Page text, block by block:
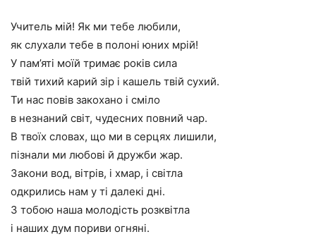
Учитель мій! Як ми тебе любили,
як слухали тебе в полоні юних мрій!
У пам’яті моїй тримає років сила
твій тихий карий зір і кашель твій сухий.
Ти нас повів закохано і сміло
в незнаний світ, чудесних повний чар.
В твоїх словах, що ми в серцях лишили,
пізнали ми любові й дружби жар.
Закони вод, вітрів, і хмар, і світла
одкрились нам у ті далекі дні.
З тобою наша молодість розквітла
і наших дум пориви огняні.